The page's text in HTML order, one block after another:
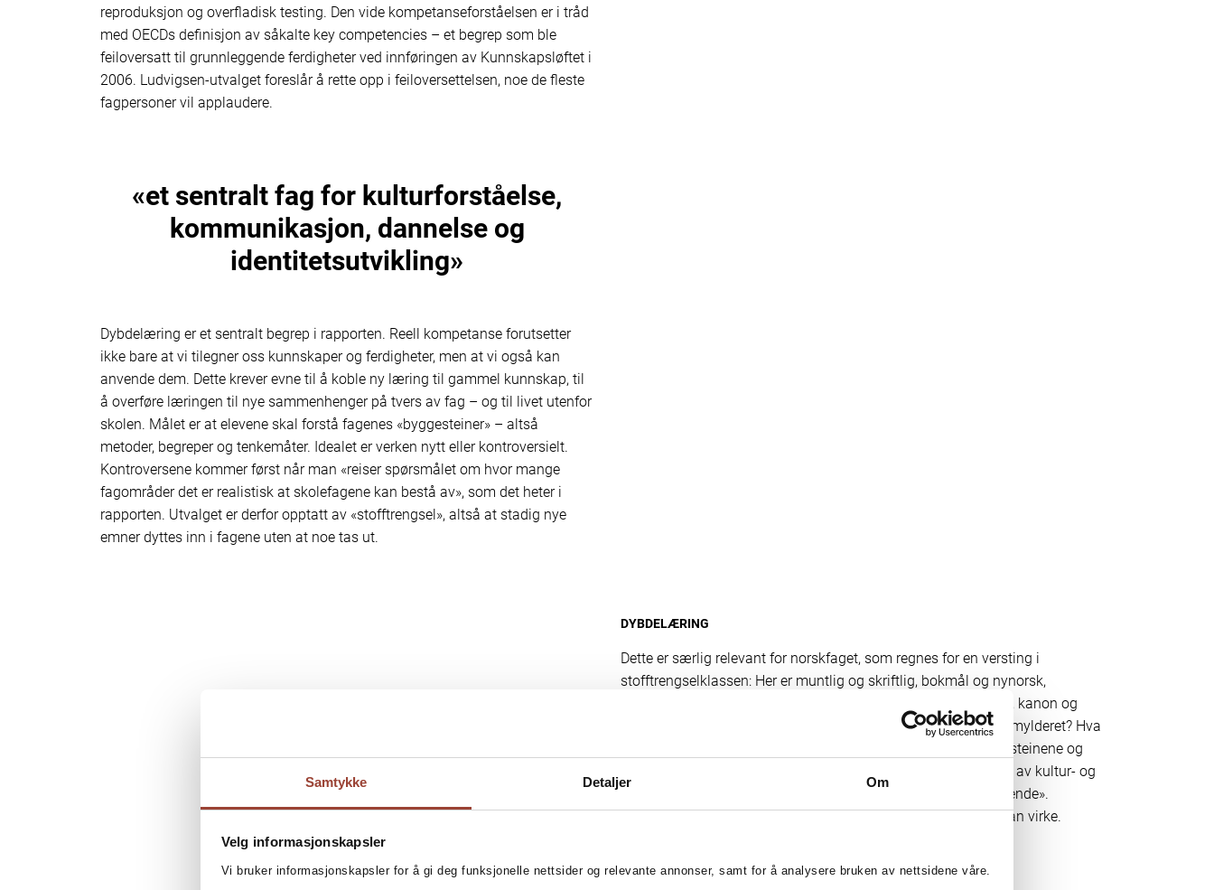
Samtykke Detaljer Om
Velg informasjonskapsler
Vi bruker informasjonskapsler for å gi deg funksjonelle nettsider og relevante annonser, samt for å analysere bruken av nettsidene våre.
reproduksjon og overfladisk testing. Den vide kompetanseforståelsen er i tråd
med OECDs definisjon av såkalte key competencies – et begrep som ble
feiloversatt til grunnleggende ferdigheter ved innføringen av Kunnskapsløftet i
2006. Ludvigsen-utvalget foreslår å rette opp i feiloversettelsen, noe de fleste
fagpersoner vil applaudere.
«et sentralt fag for kulturforståelse,
kommunikasjon, dannelse og
identitets­utvikling»
Dybdelæring er et sentralt begrep i rapporten. Reell kompetanse forutsetter
ikke bare at vi tilegner oss kunnskaper og ferdigheter, men at vi også kan
anvende dem. Dette krever evne til å koble ny læring til gammel kunnskap, til
å overføre læringen til nye sammenhenger på tvers av fag – og til livet utenfor
skolen. Målet er at elevene skal forstå fagenes «byggesteiner» – altså
metoder, begreper og tenkemåter. Idealet er verken nytt eller kontroversielt.
Kontroversene kommer først når man «reiser spørsmålet om hvor mange
fagområder det er realistisk at skolefagene kan bestå av», som det heter i
rapporten. Utvalget er derfor opptatt av «stofftrengsel», altså at stadig nye
emner dyttes inn i fagene uten at noe tas ut.
DYBDELÆRING
Dette er særlig relevant for norskfaget, som regnes for en versting i
stofftrengselklassen: Her er muntlig og skriftlig, bokmål og nynorsk,
skjønnlitteratur og sakprosa, lesing og skriving, nåtid og fortid, kanon og
populærkultur. Hvordan rydder vi plass til dybdelæring i dette mylderet? Hva
kan vi ta bort som ikke går på bekostning av de faglige byggesteinene og
elevenes dybdelæring? Utvalgets eneste klare svar er at «noen av kultur- og
litteraturdelene» i språkfagene kan «gjøres noe mindre omfattende».
Formuleringen er mer dramatisk enn den ved første øyekast kan virke.